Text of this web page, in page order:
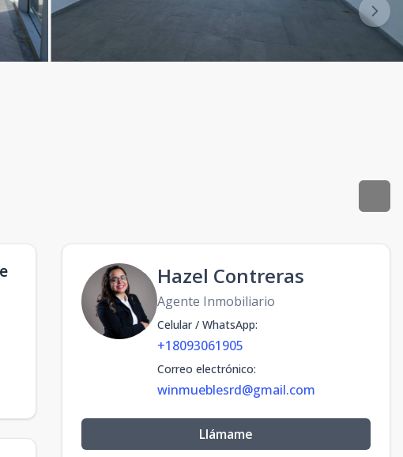
Hazel Contreras
Agente Inmobiliario
Celular / WhatsApp:
+18093061905
Correo electrónico:
winmueblesrd@gmail.com
Llámame